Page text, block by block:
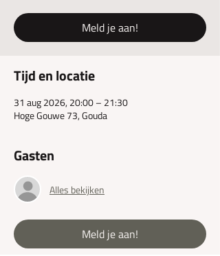
Meld je aan!
Tijd en locatie
31 aug 2026, 20:00 – 21:30
Hoge Gouwe 73, Gouda
Gasten
Alles bekijken
Meld je aan!